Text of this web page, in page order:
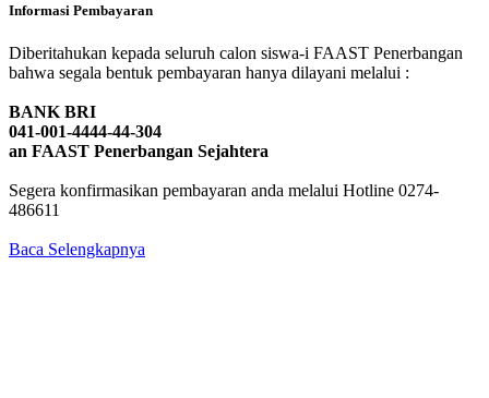
Informasi Pembayaran
Diberitahukan kepada seluruh calon siswa-i FAAST Penerbangan
bahwa segala bentuk pembayaran hanya dilayani melalui :
BANK BRI
041-001-4444-44-304
an FAAST Penerbangan Sejahtera
Segera konfirmasikan pembayaran anda melalui Hotline 0274-
486611
Baca Selengkapnya